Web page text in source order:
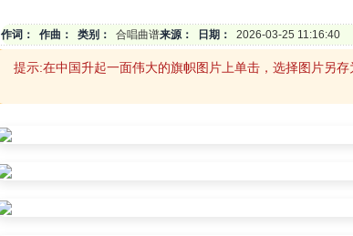
作词： 作曲： 类别： 合唱曲谱来源： 日期： 2026-03-25 11:16:40
提示:在中国升起一面伟大的旗帜图片上单击，选择图片另